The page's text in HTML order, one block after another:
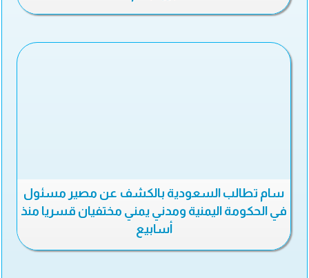
سام تطالب السعودية بالكشف عن مصير مسئول
في الحكومة اليمنية ومدني يمني مختفيان قسريا منذ
أسابيع